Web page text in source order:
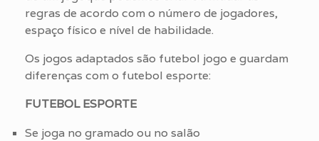
regras de acordo com o número de jogadores,
espaço físico e nível de habilidade.
Os jogos adaptados são futebol jogo e guardam
diferenças com o futebol esporte:
FUTEBOL ESPORTE
Se joga no gramado ou no salão